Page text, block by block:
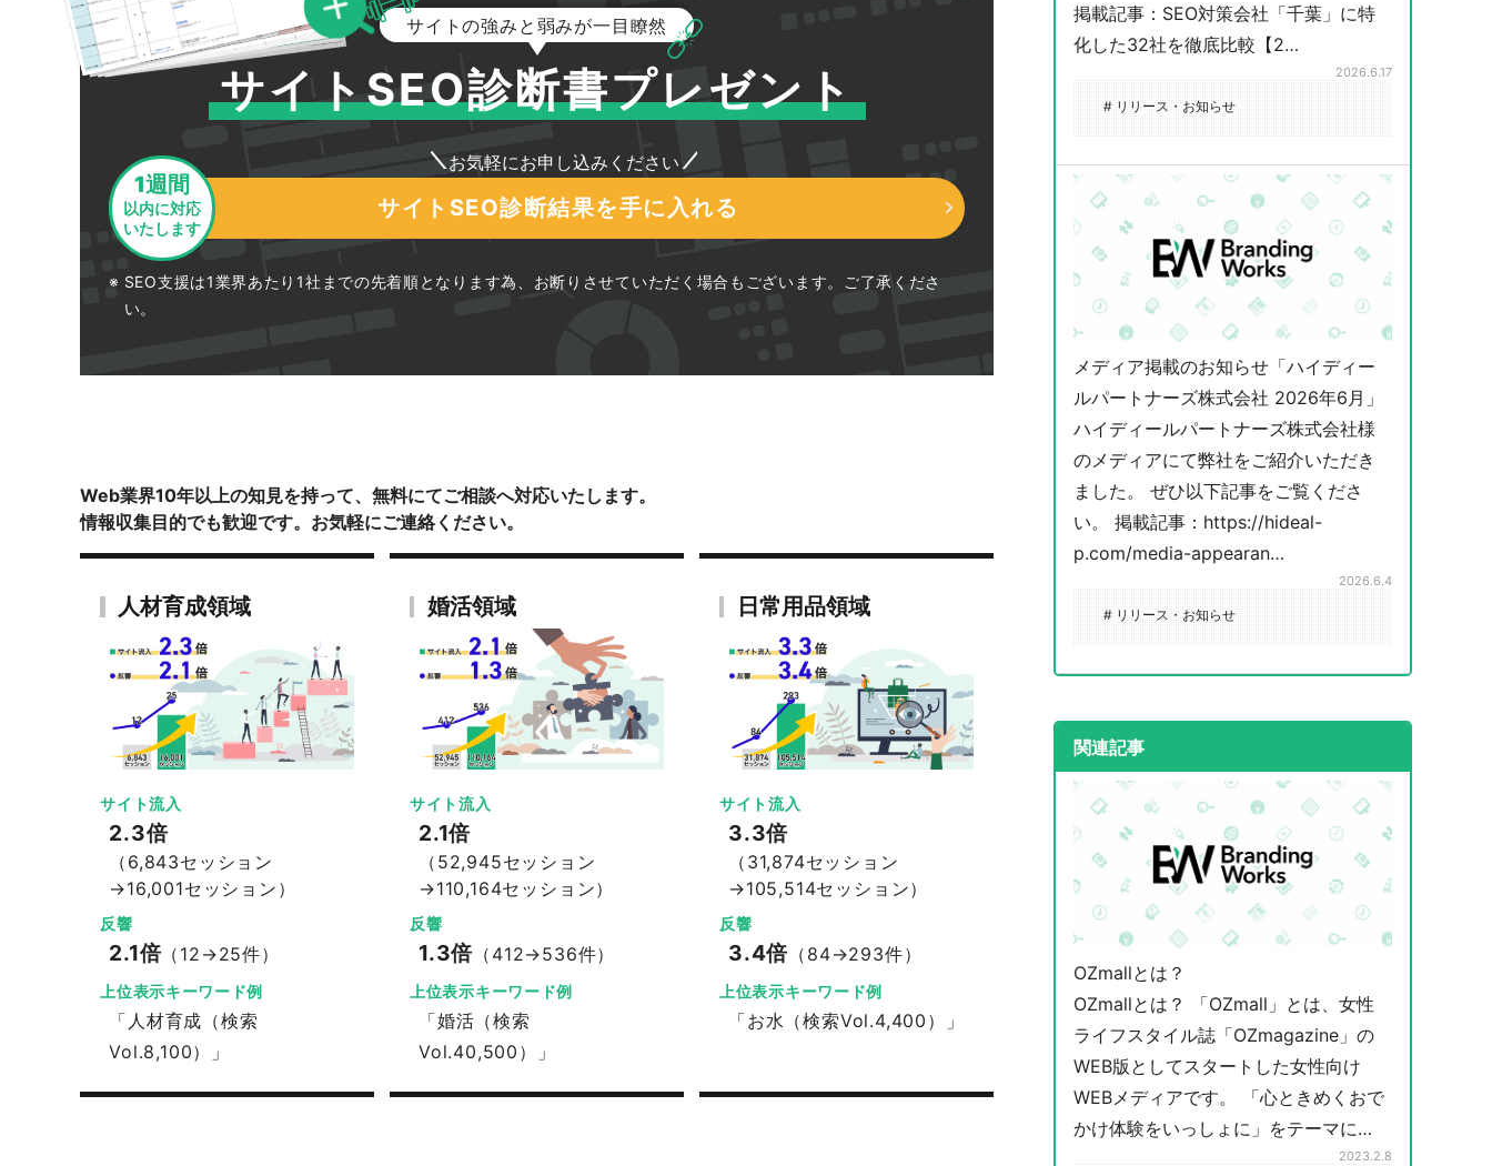
サイトの強みと弱みが一目瞭然
サイトSEO診断書プレゼント
お気軽にお申し込みください
1週間
以内に対応
いたします
サイトSEO診断結果を手に入れる
SEO支援は1業界あたり1社までの先着順となります為、お断りさせていただく場合もございます。ご了承くださ
い。
Web業界10年以上の知見を持って、無料にてご相談へ対応いたします。
情報収集目的でも歓迎です。お気軽にご連絡ください。
人材育成領域
サイト流入
2.3倍
（6,843セッション
→16,001セッション）
反響
2.1倍（12→25件）
上位表示キーワード例
「人材育成（検索
Vol.8,100）」
婚活領域
サイト流入
2.1倍
（52,945セッション
→110,164セッション）
反響
1.3倍 （412→536件）
上位表示キーワード例
「婚活（検索
Vol.40,500）」
日常用品領域
サイト流入
3.3倍
（31,874セッション
→105,514セッション）
反響
3.4倍 （84→293件）
上位表示キーワード例
「お水（検索Vol.4,400）」
掲載記事：SEO対策会社「千葉」に特
化した32社を徹底比較【2…
2026.6.17
# リリース・お知らせ
メディア掲載のお知らせ「ハイディー
ルパートナーズ株式会社 2026年6月」
ハイディールパートナーズ株式会社様
のメディアにて弊社をご紹介いただき
ました。 ぜひ以下記事をご覧くださ
い。 掲載記事：https://hideal-
p.com/media-appearan…
2026.6.4
# リリース・お知らせ
関連記事
OZmallとは？
OZmallとは？ 「OZmall」とは、女性
ライフスタイル誌「OZmagazine」の
WEB版としてスタートした女性向け
WEBメディアです。 「心ときめくおで
かけ体験をいっしょに」をテーマに…
2023.2.8